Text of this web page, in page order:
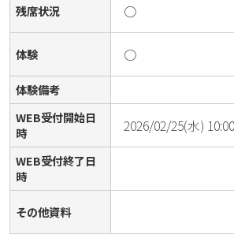
残席状況 ○
体験 ○
体験備考
WEB受付開始日
時
2026/02/25(水) 10:00
WEB受付終了日
時
その他資料